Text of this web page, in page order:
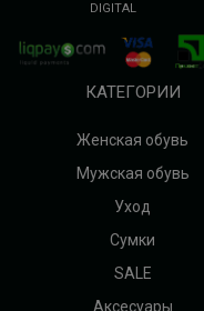
DIGITAL
КАТЕГОРИИ
Женская обувь
Мужская обувь
Уход
Сумки
SALE
Аксесуары